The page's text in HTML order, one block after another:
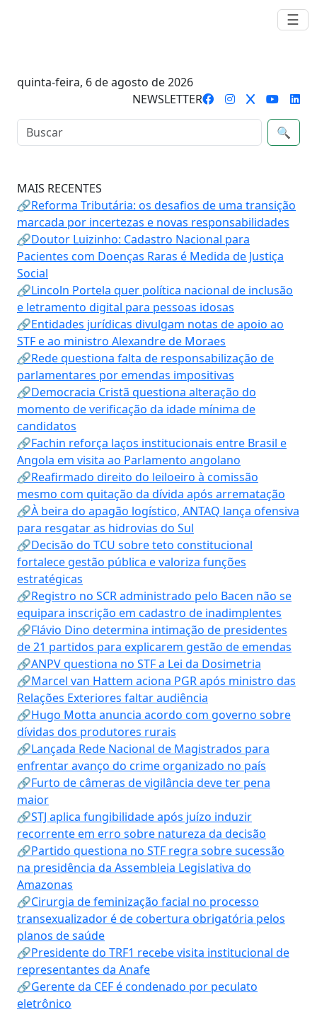
☰
quinta-feira, 6 de agosto de 2026
NEWSLETTER
🔍
MAIS RECENTES
🔗Reforma Tributária: os desafios de uma transição
marcada por incertezas e novas responsabilidades
🔗Doutor Luizinho: Cadastro Nacional para
Pacientes com Doenças Raras é Medida de Justiça
Social
🔗Lincoln Portela quer política nacional de inclusão
e letramento digital para pessoas idosas
🔗Entidades jurídicas divulgam notas de apoio ao
STF e ao ministro Alexandre de Moraes
🔗Rede questiona falta de responsabilização de
parlamentares por emendas impositivas
🔗Democracia Cristã questiona alteração do
momento de verificação da idade mínima de
candidatos
🔗Fachin reforça laços institucionais entre Brasil e
Angola em visita ao Parlamento angolano
🔗Reafirmado direito do leiloeiro à comissão
mesmo com quitação da dívida após arrematação
🔗À beira do apagão logístico, ANTAQ lança ofensiva
para resgatar as hidrovias do Sul
🔗Decisão do TCU sobre teto constitucional
fortalece gestão pública e valoriza funções
estratégicas
🔗Registro no SCR administrado pelo Bacen não se
equipara inscrição em cadastro de inadimplentes
🔗Flávio Dino determina intimação de presidentes
de 21 partidos para explicarem gestão de emendas
🔗ANPV questiona no STF a Lei da Dosimetria
🔗Marcel van Hattem aciona PGR após ministro das
Relações Exteriores faltar audiência
🔗Hugo Motta anuncia acordo com governo sobre
dívidas dos produtores rurais
🔗Lançada Rede Nacional de Magistrados para
enfrentar avanço do crime organizado no país
🔗Furto de câmeras de vigilância deve ter pena
maior
🔗STJ aplica fungibilidade após juízo induzir
recorrente em erro sobre natureza da decisão
🔗Partido questiona no STF regra sobre sucessão
na presidência da Assembleia Legislativa do
Amazonas
🔗Cirurgia de feminização facial no processo
transexualizador é de cobertura obrigatória pelos
planos de saúde
🔗Presidente do TRF1 recebe visita institucional de
representantes da Anafe
🔗Gerente da CEF é condenado por peculato
eletrônico